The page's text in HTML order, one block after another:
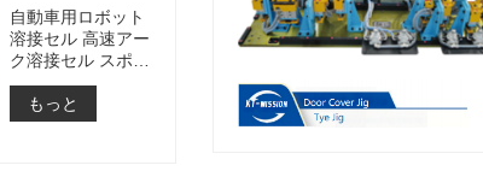
自動車用ロボット
溶接セル 高速アー
ク溶接セル スポッ
ト溶接セルの構築
もっと